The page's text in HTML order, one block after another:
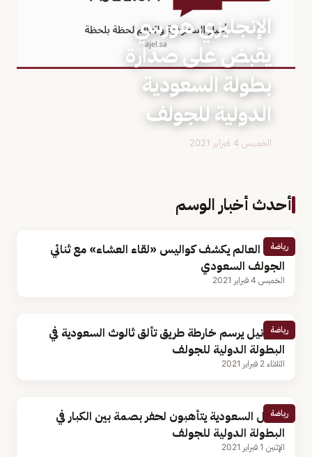
الإنجليزي هورسي
يقبض على صدارة
بطولة السعودية
الدولية للجولف
الخميس 4 فبراير 2021
أحدث أخبار الوسم
رياضة
بطل العالم يكشف كواليس «لقاء العشاء» مع ثنائي
الجولف السعودي
الخميس 4 فبراير 2021
رياضة
ماكونيل يرسم خارطة طريق تألق ثالوث السعودية في
البطولة الدولية للجولف
الثلاثاء 2 فبراير 2021
رياضة
أبطال السعودية يتأهبون لحفر بصمة بين الكبار في
البطولة الدولية للجولف
الإثنين 1 فبراير 2021